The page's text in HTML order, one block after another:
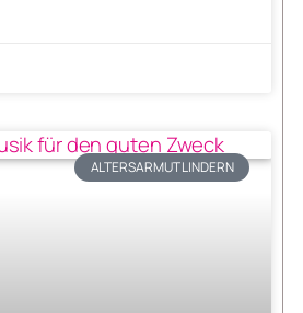
ALTERSARMUT LINDERN